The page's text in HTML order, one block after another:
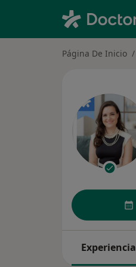
Página De Inicio
Experiencia